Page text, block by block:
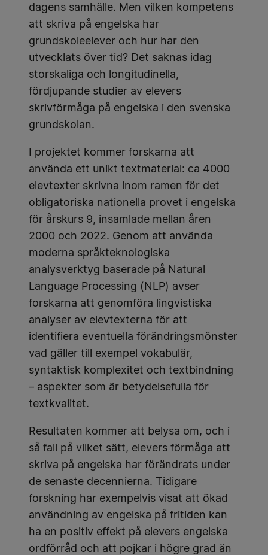
dagens samhälle. Men vilken kompetens
att skriva på engelska har
grundskoleelever och hur har den
utvecklats över tid? Det saknas idag
storskaliga och longitudinella,
fördjupande studier av elevers
skrivförmåga på engelska i den svenska
grundskolan.
I projektet kommer forskarna att
använda ett unikt textmaterial: ca 4000
elevtexter skrivna inom ramen för det
obligatoriska nationella provet i engelska
för årskurs 9, insamlade mellan åren
2000 och 2022. Genom att använda
moderna språkteknologiska
analysverktyg baserade på Natural
Language Processing (NLP) avser
forskarna att genomföra lingvistiska
analyser av elevtexterna för att
identifiera eventuella förändringsmönster
vad gäller till exempel vokabulär,
syntaktisk komplexitet och textbindning
– aspekter som är betydelsefulla för
textkvalitet.
Resultaten kommer att belysa om, och i
så fall på vilket sätt, elevers förmåga att
skriva på engelska har förändrats under
de senaste decennierna. Tidigare
forskning har exempelvis visat att ökad
användning av engelska på fritiden kan
ha en positiv effekt på elevers engelska
ordförråd och att pojkar i högre grad än